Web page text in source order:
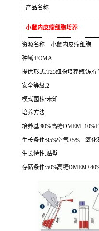
产品名称
小鼠内皮瘤细胞培养
资源名称 小鼠内皮瘤细胞
种属:EOMA
提供形式:T25细胞培养瓶/冻存
安全等级:2
模式菌株:未知
培养方法
培养基:90%高糖
生长条件:95%空气+5%二氧化
生长特性:贴壁
存储条件:50%高糖